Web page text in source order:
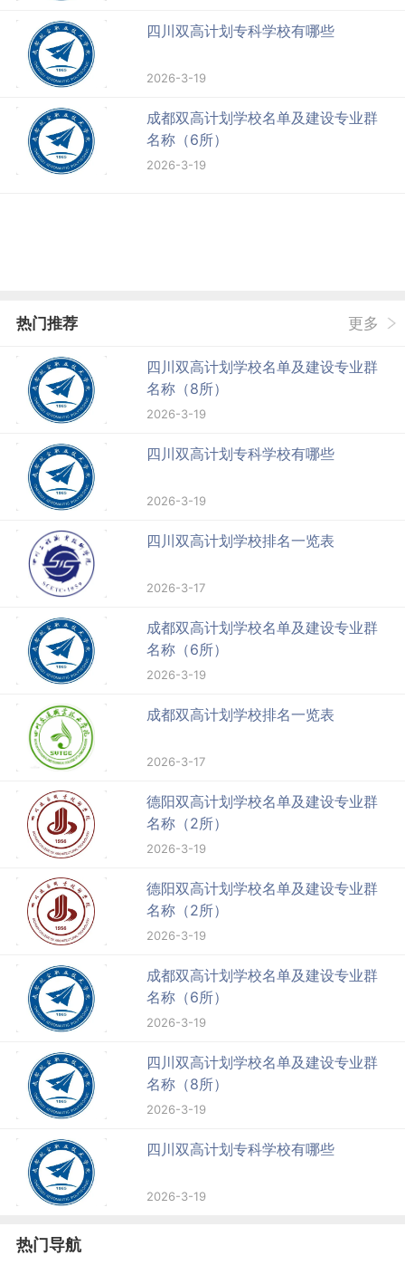
四川双高计划专科学校有哪些
2026-3-19
成都双高计划学校名单及建设专业群
名称（6所）
2026-3-19
热门推荐 更多
四川双高计划学校名单及建设专业群
名称（8所）
2026-3-19
四川双高计划专科学校有哪些
2026-3-19
四川双高计划学校排名一览表
2026-3-17
成都双高计划学校名单及建设专业群
名称（6所）
2026-3-19
成都双高计划学校排名一览表
2026-3-17
德阳双高计划学校名单及建设专业群
名称（2所）
2026-3-19
德阳双高计划学校名单及建设专业群
名称（2所）
2026-3-19
成都双高计划学校名单及建设专业群
名称（6所）
2026-3-19
四川双高计划学校名单及建设专业群
名称（8所）
2026-3-19
四川双高计划专科学校有哪些
2026-3-19
热门导航